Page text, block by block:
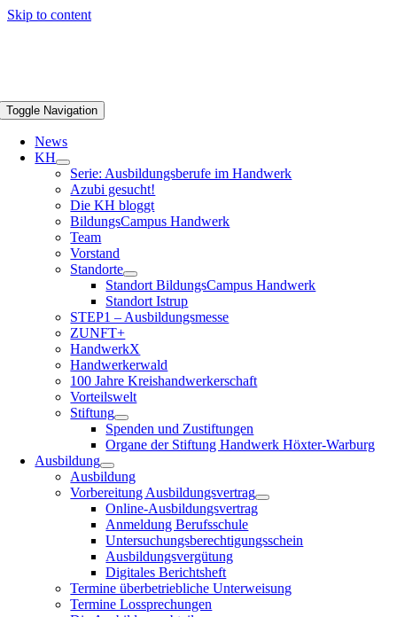
Skip to content
Toggle Navigation
News
KH
Serie: Ausbildungsberufe im Handwerk
Azubi gesucht!
Die KH bloggt
BildungsCampus Handwerk
Team
Vorstand
Standorte
Standort BildungsCampus Handwerk
Standort Istrup
STEP1 – Ausbildungsmesse
ZUNFT+
HandwerkX
Handwerkerwald
100 Jahre Kreishandwerkerschaft
Vorteilswelt
Stiftung
Spenden und Zustiftungen
Organe der Stiftung Handwerk Höxter-Warburg
Ausbildung
Ausbildung
Vorbereitung Ausbildungsvertrag
Online-Ausbildungsvertrag
Anmeldung Berufsschule
Untersuchungsberechtigungsschein
Ausbildungsvergütung
Digitales Berichtsheft
Termine überbetriebliche Unterweisung
Termine Lossprechungen